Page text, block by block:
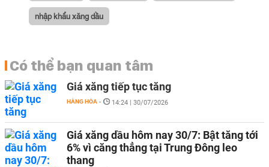
nhập khẩu xăng dầu
Có thể bạn quan tâm
Giá xăng tiếp tục tăng
HÀNG HÓA - 14:24 | 30/07/2026
Giá xăng dầu hôm nay 30/7: Bật tăng tới
6% vì căng thẳng tại Trung Đông leo
thang